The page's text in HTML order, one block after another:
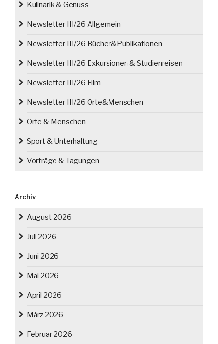
Kulinarik & Genuss
Newsletter III/26 Allgemein
Newsletter III/26 Bücher&Publikationen
Newsletter III/26 Exkursionen & Studienreisen
Newsletter III/26 Film
Newsletter III/26 Orte&Menschen
Orte & Menschen
Sport & Unterhaltung
Vorträge & Tagungen
Archiv
August 2026
Juli 2026
Juni 2026
Mai 2026
April 2026
März 2026
Februar 2026